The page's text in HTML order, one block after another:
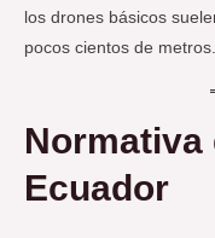
los drones básicos
pocos cientos de metros.
Normativa
Ecuador